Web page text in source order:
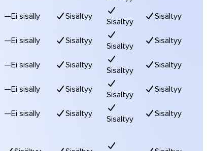
—Ei sisälly Sisältyy Sisältyy Sisältyy
—Ei sisälly Sisältyy Sisältyy Sisältyy
—Ei sisälly Sisältyy Sisältyy Sisältyy
—Ei sisälly Sisältyy Sisältyy Sisältyy
—Ei sisälly Sisältyy Sisältyy Sisältyy